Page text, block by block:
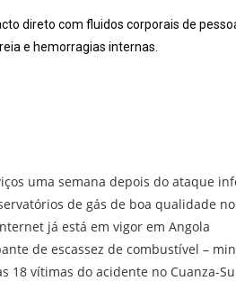
direto com fluidos corporais de
e hemorragias internas.
uma semana depois do ataque
de gás de boa qualidade
já está em vigor em Angola
de escassez de combustível –
18 vítimas do acidente no Cuanza-